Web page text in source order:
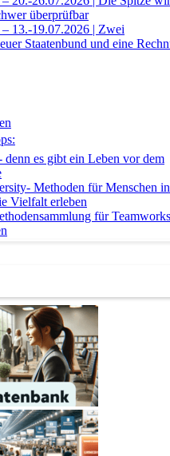
überprüfbar
13.-19.07.2026 | Zwei
Staatenbund und eine
es gibt ein Leben vor dem
Methoden für Menschen in
Vielfalt erleben
für